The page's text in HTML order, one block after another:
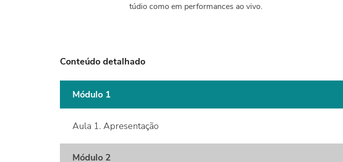
túdio como em performances ao vivo.
Conteúdo detalhado
Módulo 1
Aula 1. Apresentação
Módulo 2